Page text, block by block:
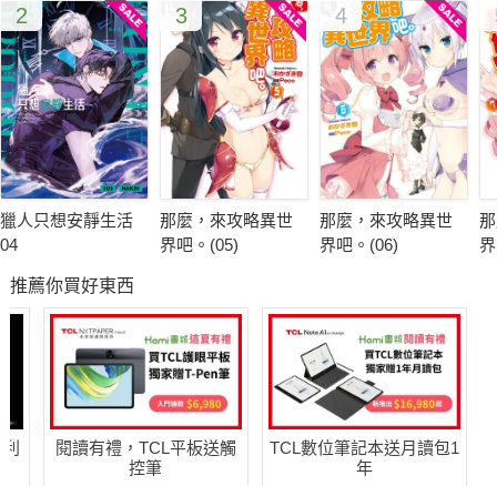
2
獵人只想安靜生活
04
3
那麼，來攻略異世
界吧。(05)
4
那麼，來攻略異世
界吧。(06)
推薦你買好東西
閱讀有禮，TCL平板送觸
控筆
TCL數位筆記本送月讀包1
年